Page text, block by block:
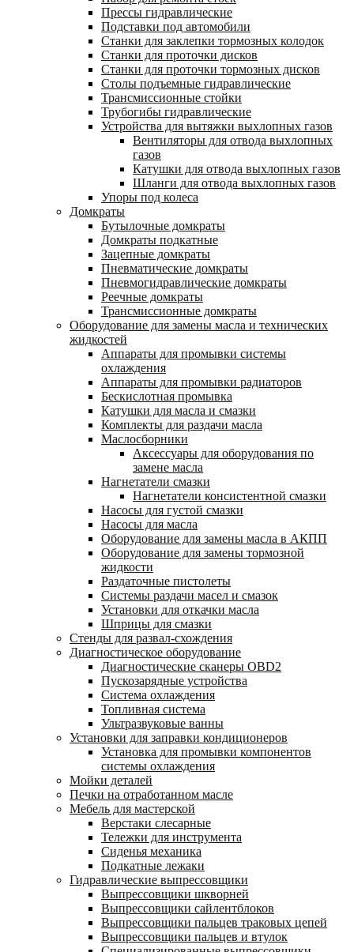
Прессы гидравлические
Подставки под автомобили
Станки для заклепки тормозных колодок
Станки для проточки дисков
Станки для проточки тормозных дисков
Столы подъемные гидравлические
Трансмиссионные стойки
Трубогибы гидравлические
Устройства для вытяжки выхлопных газов
Вентиляторы для отвода выхлопных
газов
Катушки для отвода выхлопных газов
Шланги для отвода выхлопных газов
Упоры под колеса
Домкраты
Бутылочные домкраты
Домкраты подкатные
Зацепные домкраты
Пневматические домкраты
Пневмогидравлические домкраты
Реечные домкраты
Трансмиссионные домкраты
Оборудование для замены масла и технических
жидкостей
Аппараты для промывки системы
охлаждения
Аппараты для промывки радиаторов
Бескислотная промывка
Катушки для масла и смазки
Комплекты для раздачи масла
Маслосборники
Аксессуары для оборудования по
замене масла
Нагнетатели смазки
Нагнетатели консистентной смазки
Насосы для густой смазки
Насосы для масла
Оборудование для замены масла в АКПП
Оборудование для замены тормозной
жидкости
Раздаточные пистолеты
Системы раздачи масел и смазок
Установки для откачки масла
Шприцы для смазки
Стенды для развал-схождения
Диагностическое оборудование
Диагностические сканеры OBD2
Пускозарядные устройства
Система охлаждения
Топливная система
Ультразвуковые ванны
Установки для заправки кондиционеров
Установка для промывки компонентов
системы охлаждения
Мойки деталей
Печки на отработанном масле
Мебель для мастерской
Верстаки слесарные
Тележки для инструмента
Сиденья механика
Подкатные лежаки
Гидравлические выпрессовщики
Выпрессовщики шкворней
Выпрессовщики сайлентблоков
Выпрессовщики пальцев траковых цепей
Выпрессовщики пальцев и втулок